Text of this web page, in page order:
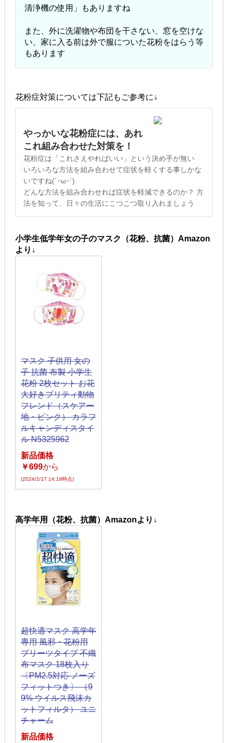
清浄機の使用」もありますね
また、外に洗濯物や布団を干さない、窓を空けな
い、家に入る前は外で服についた花粉をはらう等
もあります
花粉症対策については下記もご参考に↓
やっかいな花粉症には、あれ
これ組み合わせた対策を！
花粉症は「これさえやればいい」という決め手が無い
いろいろな方法を組み合わせて症状を軽くする事しかな
いですね(´･ω･`)
どんな方法を組み合わせれば症状を軽減できるのか？ 方
法を知って、日々の生活にこつこつ取り入れましょう
小学生低学年女の子のマスク（花粉、抗菌）Amazon
より↓
マスク 子供用 女の
子 抗菌 布製 小学生
花粉 2枚セット お花
大好きプリティ動物
フレンド（スケアー
地・ピンク） カラフ
ルキャンディスタイ
ル N5325962
新品価格
￥699から
(2024/2/17 14:19時点)
高学年用（花粉、抗菌）Amazonより↓
超快適マスク 高学年
専用 風邪・花粉用
プリーツタイプ 不織
布マスク 18枚入り
〔PM2.5対応 ノーズ
フィットつき〕 （9
9% ウイルス飛沫カ
ットフィルタ） ユニ
チャーム
新品価格